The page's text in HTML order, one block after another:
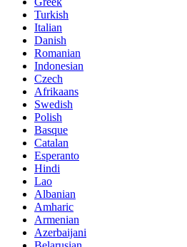
Turkish
Italian
Danish
Romanian
Indonesian
Czech
Afrikaans
Swedish
Polish
Basque
Catalan
Esperanto
Hindi
Lao
Albanian
Amharic
Armenian
Azerbaijani